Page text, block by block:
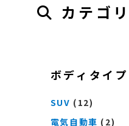
カテゴ
ボディタイプ
SUV (12)
電気自動車 (2)